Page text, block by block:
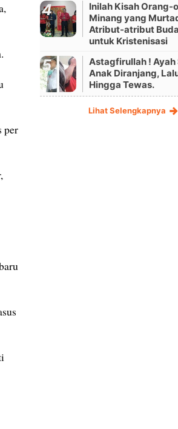
per
Inilah Kisah Orang-
Minang yang
Atribut-atribut
untuk Kristenisasi
Astagfirullah ! Ayah
Anak Diranjang,
Hingga Tewas.
Lihat Selengkapnya